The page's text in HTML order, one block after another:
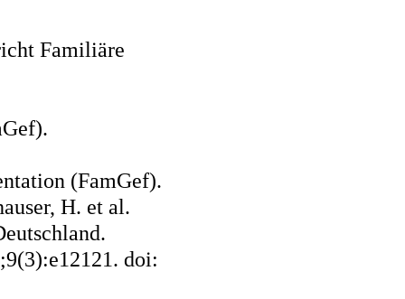
Familiäre
(FamGef).
H. et al.
doi: